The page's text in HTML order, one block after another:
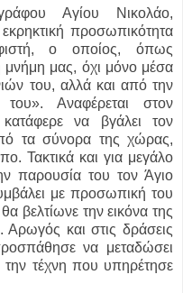
Αγίου Νικολάο,
προσωπικότητα
ο οποίος, όπως
μνήμη μας, όχι μόνο μέσα
του, αλλά και από την
Αναφέρεται στον
να βγάλει τον
τα σύνορα της χώρας,
Τακτικά και για μεγάλο
παρουσία του τον Άγιο
με προσωπική του
βελτίωνε την εικόνα της
και στις δράσεις
να μεταδώσει
τέχνη που υπηρέτησε